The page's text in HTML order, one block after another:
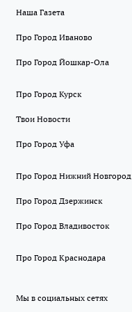
Наша Газета
Про Город Иваново
Про Город Йошкар-Ола
Про Город Курск
Твои Новости
Про Город Уфа
Про Город Нижний Новгород
Про Город Дзержинск
Про Город Владивосток
Про Город Краснодара
Мы в социальных сетях